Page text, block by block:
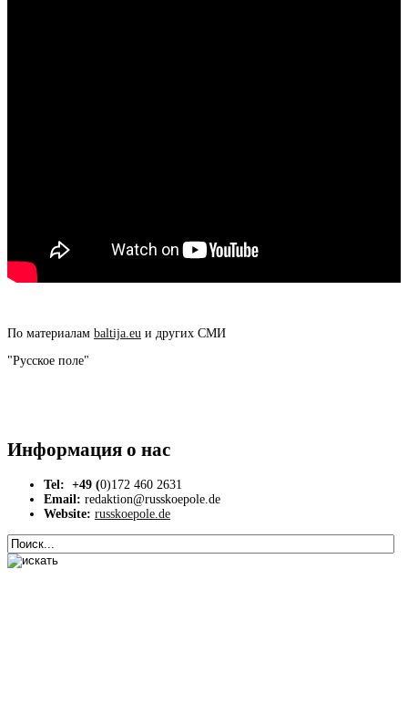
По материалам baltija.eu и других СМИ
"Русское поле"
Информация о нас
Tel: +49 (0)172 460 2631
Email: redaktion@russkoepole.de
Website: russkoepole.de